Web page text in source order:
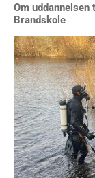
Om
Brandskole